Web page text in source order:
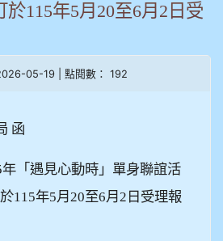
於115年5月20至6月2日受
05-19 | 點閱數： 192
函
「遇見心動時」單身聯誼活
115年5月20至6月2日受理報